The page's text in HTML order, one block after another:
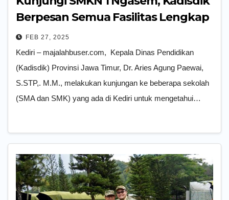
Berpesan Semua Fasilitas Lengkap
dan Bagus Dirawat
FEB 27, 2025
Kediri – majalahbuser.com, Kepala Dinas Pendidikan
(Kadisdik) Provinsi Jawa Timur, Dr. Aries Agung Paewai,
S.STP,. M.M., melakukan kunjungan ke beberapa sekolah
(SMA dan SMK) yang ada di Kediri untuk mengetahui…